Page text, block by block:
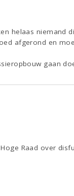
helaas niemand
afgerond en
gaan
Raad over